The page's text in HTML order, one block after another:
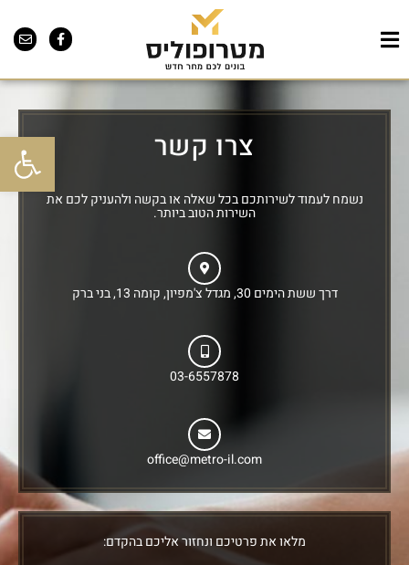
פתח צרו קשר
נשמח לעמוד לשירותכם בכל שאלה או בקשה ולהעניק לכם את
השירות הטוב ביותר.
דרך ששת הימים 30, מגדל צ'מפיון, קומה 13, בני ברק
03-6557878
office@metro-il.com
מלאו את פרטיכם ונחזור אליכם בהקדם: